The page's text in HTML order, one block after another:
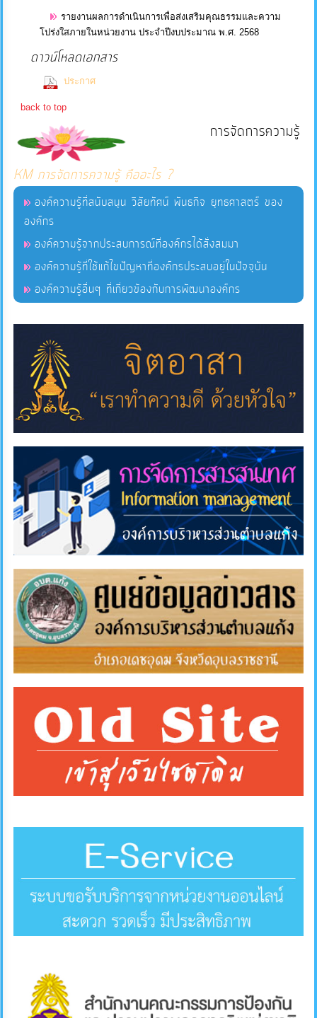
รายงานผลการดำเนินการเพื่อส่งเสริมคุณธรรมและความ
โปร่งใสภายในหน่วยงาน ประจำปีงบประมาณ พ.ศ. 2568
ดาวน์โหลดเอกสาร
ประกาศ
back to top
การจัดการความรู้
KM การจัดการความรู้ คืออะไร ?
องค์ความรู้ที่สนับสนุน วิสัยทัศน์ พันธกิจ ยุทธศาสตร์ ของ
องค์กร
องค์ความรู้จากประสบการณ์ที่องค์กรได้สั่งสมมา
องค์ความรู้ที่ใช้แก้ไขปัญหาที่องค์กรประสบอยู่ในปัจจุบัน
องค์ความรู้อื่นๆ ที่เกี่ยวข้องกับการพัฒนาองค์กร